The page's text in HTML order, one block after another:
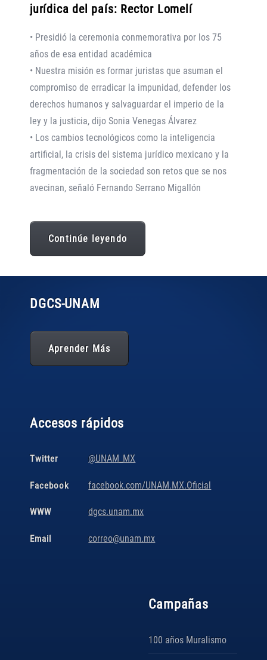
jurídica del país: Rector Lomelí
• Presidió la ceremonia conmemorativa por los 75
años de esa entidad académica
• Nuestra misión es formar juristas que asuman el
compromiso de erradicar la impunidad, defender los
derechos humanos y salvaguardar el imperio de la
ley y la justicia, dijo Sonia Venegas Álvarez
• Los cambios tecnológicos como la inteligencia
artificial, la crisis del sistema jurídico mexicano y la
fragmentación de la sociedad son retos que se nos
avecinan, señaló Fernando Serrano Migallón
Continúe leyendo
Campañas
100 años Muralismo
DGCS-UNAM
Aprender Más
Accesos rápidos
Twitter @UNAM_MX
Facebook facebook.com/UNAM.MX.Oficial
WWW dgcs.unam.mx
Email correo@unam.mx